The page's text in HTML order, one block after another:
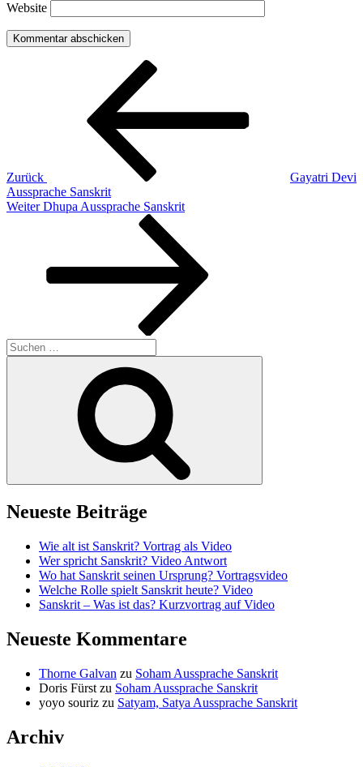
Website
Beitragsnavigation
Zurück
Gayatri Devi
Aussprache Sanskrit
Nächster
Weiter Dhupa Aussprache Sanskrit
Suchen
nach:
Neueste Beiträge
Wie alt ist Sanskrit? Vortrag als Video
Wer spricht Sanskrit? Video Antwort
Wo hat Sanskrit seinen Ursprung? Vortragsvideo
Welche Rolle spielt Sanskrit heute? Video
Sanskrit – Was ist das? Kurzvortrag auf Video
Neueste Kommentare
Thorne Galvan zu Soham Aussprache Sanskrit
Doris Fürst zu Soham Aussprache Sanskrit
yoyo souriz zu Satyam, Satya Aussprache Sanskrit
Archiv